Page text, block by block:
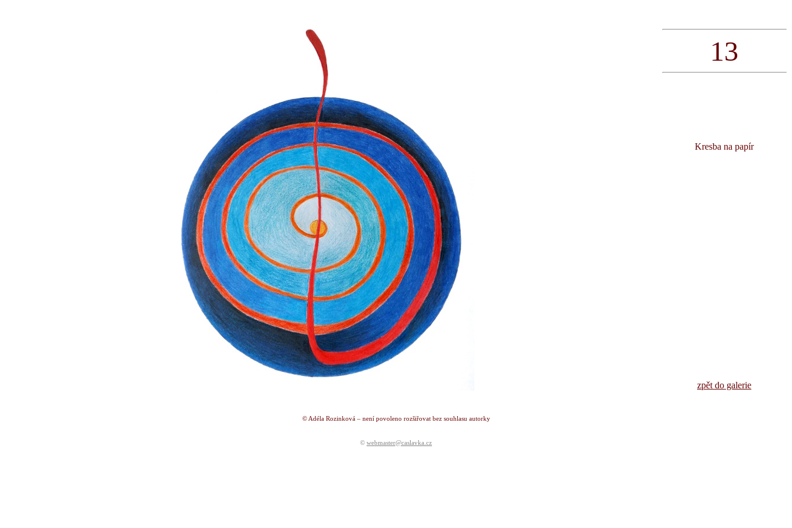
13
Kresba na papír
zpět do galerie
© Adéla Rozinková – není povoleno rozšiřovat bez souhlasu autorky
© webmaster@caslavka.cz